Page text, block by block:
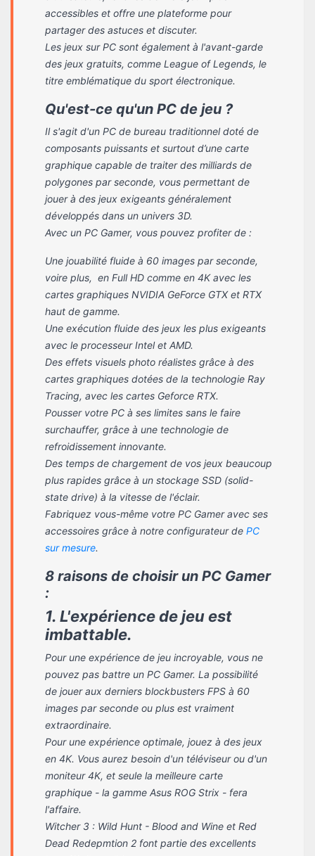
accessibles et offre une plateforme pour
partager des astuces et discuter.
Les jeux sur PC sont également à l'avant-garde
des jeux gratuits, comme League of Legends, le
titre emblématique du sport électronique.
Qu'est-ce qu'un PC de jeu ?
Il s'agit d'un PC de bureau traditionnel doté de
composants puissants et surtout d’une carte
graphique capable de traiter des milliards de
polygones par seconde, vous permettant de
jouer à des jeux exigeants généralement
développés dans un univers 3D.
Avec un PC Gamer, vous pouvez profiter de :
Une jouabilité fluide à 60 images par seconde,
voire plus, en Full HD comme en 4K avec les
cartes graphiques NVIDIA GeForce GTX et RTX
haut de gamme.
Une exécution fluide des jeux les plus exigeants
avec le processeur Intel et AMD.
Des effets visuels photo réalistes grâce à des
cartes graphiques dotées de la technologie Ray
Tracing, avec les cartes Geforce RTX.
Pousser votre PC à ses limites sans le faire
surchauffer, grâce à une technologie de
refroidissement innovante.
Des temps de chargement de vos jeux beaucoup
plus rapides grâce à un stockage SSD (solid-
state drive) à la vitesse de l'éclair.
Fabriquez vous-même votre PC Gamer avec ses
accessoires grâce à notre configurateur de PC
sur mesure.
8 raisons de choisir un PC Gamer
:
1. L'expérience de jeu est
imbattable.
Pour une expérience de jeu incroyable, vous ne
pouvez pas battre un PC Gamer. La possibilité
de jouer aux derniers blockbusters FPS à 60
images par seconde ou plus est vraiment
extraordinaire.
Pour une expérience optimale, jouez à des jeux
en 4K. Vous aurez besoin d'un téléviseur ou d'un
moniteur 4K, et seule la meilleure carte
graphique - la gamme Asus ROG Strix - fera
l'affaire.
Witcher 3 : Wild Hunt - Blood and Wine et Red
Dead Redepmtion 2 font partie des excellents